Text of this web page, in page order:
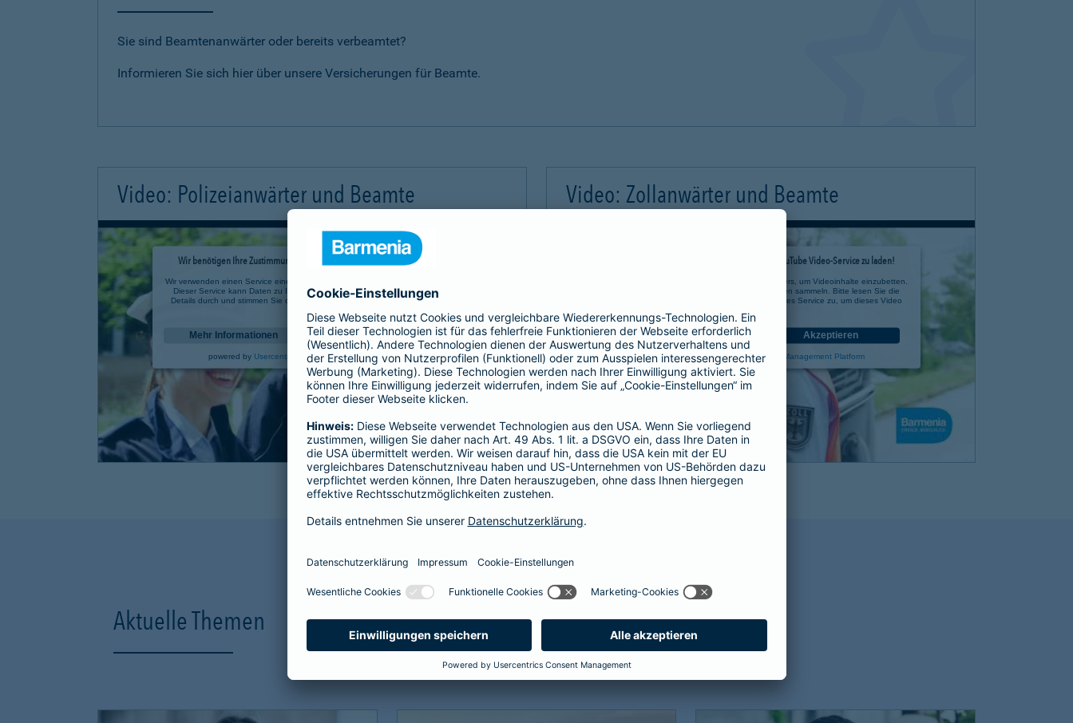
Sie sind Beamtenanwärter oder bereits verbeamtet?
Informieren Sie sich hier über unsere Versicherungen für Beamte.
Video: Polizeianwärter und Beamte
Wir benötigen Ihre Zustimmung, um den YouTube Video-Service zu laden!
Wir verwenden einen Service eines Drittanbieters, um Videoinhalte einzubetten.
Dieser Service kann Daten zu Ihren Aktivitäten sammeln. Bitte lesen Sie die
Details durch und stimmen Sie der Nutzung des Service zu, um dieses Video
Mehr Informationen Akzeptieren
powered by Usercentrics Consent Management Platform
Video: Zollanwärter und Beamte
Wir benötigen Ihre Zustimmung, um den YouTube Video-Service zu laden!
Wir verwenden einen Service eines Drittanbieters, um Videoinhalte einzubetten.
Dieser Service kann Daten zu Ihren Aktivitäten sammeln. Bitte lesen Sie die
Details durch und stimmen Sie der Nutzung des Service zu, um dieses Video
Mehr Informationen Akzeptieren
powered byUsercentrics Consent Management Platform
Aktuelle Themen